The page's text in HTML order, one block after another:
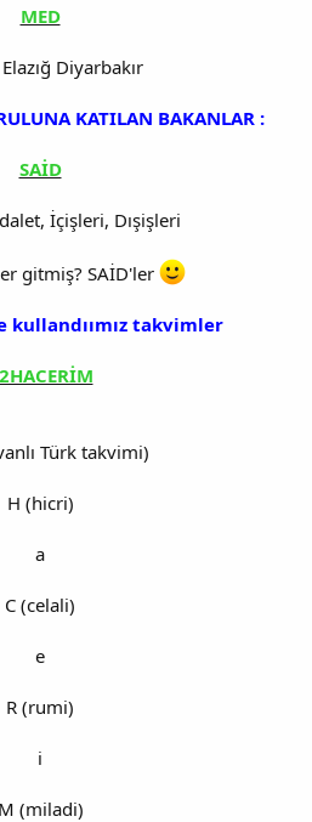
MED
Diyarbakır
KATILAN BAKANLAR :
SAİD
İçişleri, Dışişleri
gitmiş? SAİD'ler
kullandıımız takvimler
Türk takvimi)
H (hicri)
a
C (celali)
e
R (rumi)
i
M (miladi)